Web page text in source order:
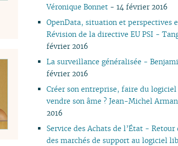
Véronique Bonnet - 14 février 2016
OpenData, situation et perspectives
Révision de la directive EU PSI -
février 2016
La surveillance généralisée -
février 2016
Créer son entreprise, faire du
vendre son âme ? Jean-Michel
2016
Service des Achats de l’État - Retour
des marchés de support au logiciel